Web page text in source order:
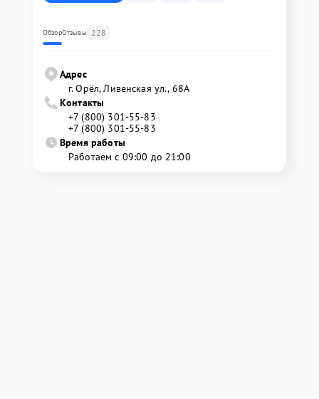
ОбзорОтзывы 228
Адрес
г. Орёл, Ливенская ул., 68А
Контакты
+7 (800) 301-55-83
+7 (800) 301-55-83
Время работы
Работаем с 09:00 до 21:00